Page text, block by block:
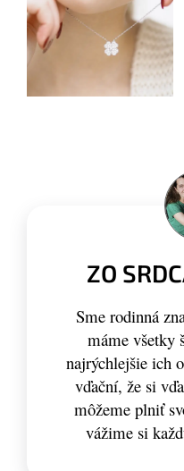
ZO
Sme rodinná
máme všetky
najrýchlejšie ich
vďační, že si
môžeme plniť
vážime si